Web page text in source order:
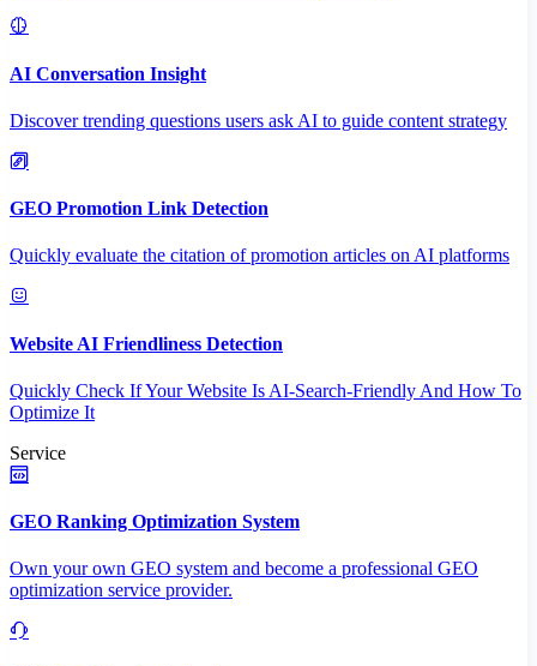
AI Conversation Insight
Discover trending questions users ask AI to guide content strategy
GEO Promotion Link Detection
Quickly evaluate the citation of promotion articles on AI platforms
Website AI Friendliness Detection
Quickly Check If Your Website Is AI-Search-Friendly And How To
Optimize It
Service
GEO Ranking Optimization System
Own your own GEO system and become a professional GEO
optimization service provider.